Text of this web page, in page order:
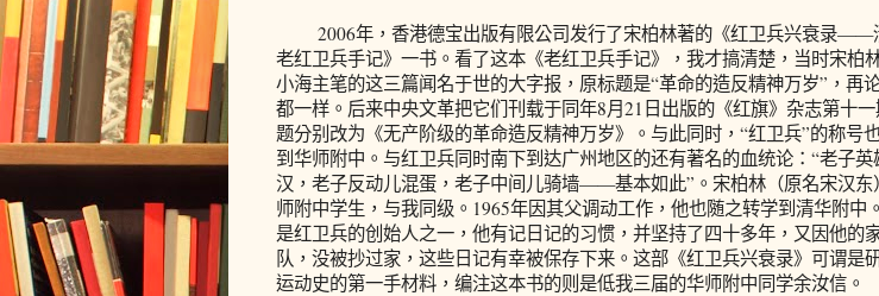
2006年，香港德宝出版有限公司发行了宋柏林著的《红卫兵兴衰录——
老红卫兵手记》一书。看了这本《老红卫兵手记》，我才搞清楚，当时宋柏
小海主笔的这三篇闻名于世的大字报，原标题是“革命的造反精神万岁”，再
都一样。后来中央文革把它们刊载于同年8月21日出版的《红旗》杂志第十
题分别改为《无产阶级的革命造反精神万岁》。与此同时，“红卫兵”的称号
到华师附中。与红卫兵同时南下到达广州地区的还有著名的血统论：“老子英
汉，老子反动儿混蛋，老子中间儿骑墙——基本如此”。宋柏林（原名宋汉东
师附中学生，与我同级。1965年因其父调动工作，他也随之转学到清华附中
是红卫兵的创始人之一，他有记日记的习惯，并坚持了四十多年，又因他的
队，没被抄过家，这些日记有幸被保存下来。这部《红卫兵兴衰录》可谓是
运动史的第一手材料，编注这本书的则是低我三届的华师附中同学余汝信。